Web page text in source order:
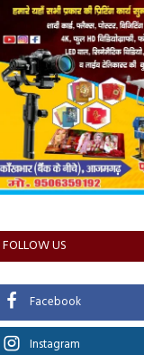
FOLLOW US
Facebook
Instagram